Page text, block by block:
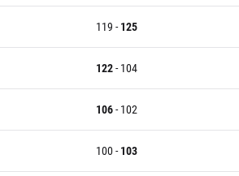
119 - 125
122- 104
106- 102
100- 103